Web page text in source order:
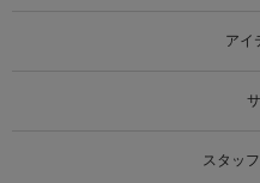
アイ
スタッ